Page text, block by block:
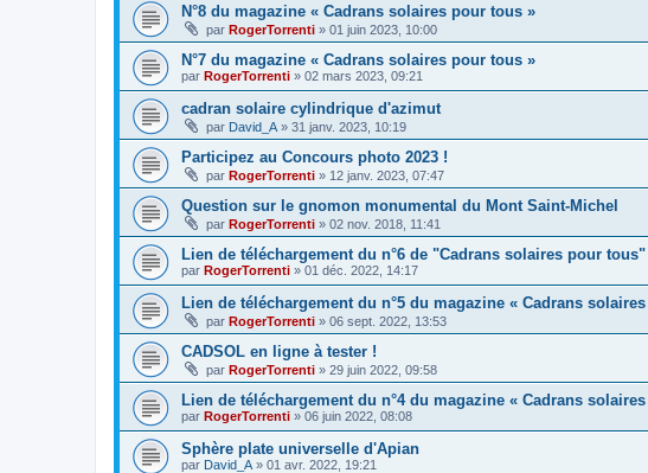
N°8 du magazine « Cadrans solaires pour tous »
par RogerTorrenti » 01 juin 2023, 10:00
N°7 du magazine « Cadrans solaires pour tous »
par RogerTorrenti » 02 mars 2023, 09:21
cadran solaire cylindrique d'azimut
par David_A » 31 janv. 2023, 10:19
Participez au Concours photo 2023 !
par RogerTorrenti » 12 janv. 2023, 07:47
Question sur le gnomon monumental du Mont Saint-Michel
par RogerTorrenti » 02 nov. 2018, 11:41
Lien de téléchargement du n°6 de "Cadrans solaires pour tous"
par RogerTorrenti » 01 déc. 2022, 14:17
Lien de téléchargement du n°5 du magazine « Cadrans
par RogerTorrenti » 06 sept. 2022, 13:53
CADSOL en ligne à tester !
par RogerTorrenti » 29 juin 2022, 09:58
Lien de téléchargement du n°4 du magazine « Cadrans
par RogerTorrenti » 06 juin 2022, 08:08
Sphère plate universelle d'Apian
par David_A » 01 avr. 2022, 19:21